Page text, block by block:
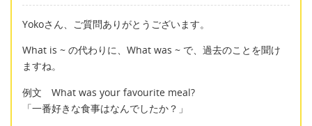
Yokoさん、ご質問ありがとうございます。
What is ~ の代わりに、What was ~ で、過去のことを聞け
ますね。
例文 What was your favourite meal?
「一番好きな食事はなんでしたか？」